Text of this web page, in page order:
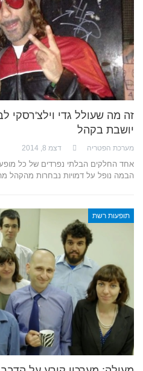
זה מה שעולל גדי וילצ'רסקי
יושבת בקהל
מערכת הפטריה דצמ 8, 2014
אחד החלקים הבלתי נפרדים של כל
הבמה נופל על דמויות נבחרות מהקהל
תופעות רשת